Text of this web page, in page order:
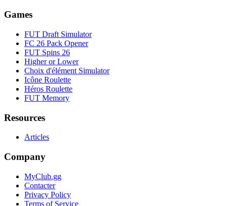
Games
FUT Draft Simulator
FC 26 Pack Opener
FUT Spins 26
Higher or Lower
Choix d'élément Simulator
Icône Roulette
Héros Roulette
FUT Memory
Resources
Articles
Company
MyClub.gg
Contacter
Privacy Policy
Terms of Service